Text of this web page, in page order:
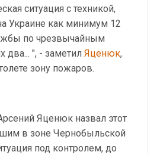
ситуация с техникой,
Украине как минимум 12
по чрезвычайным
два... ", - заметил Яценюк,
зону пожаров.
Яценюк назвал этот
в зоне Чернобыльской
под контролем, до